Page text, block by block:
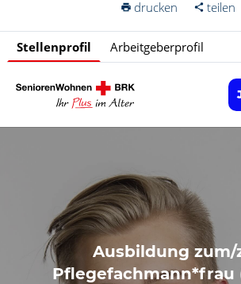
drucken teilen
Stellenprofil Arbeitgeberprofil